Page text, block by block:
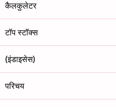
कैलकुलेटर
टॉप स्टॉक्स
(इंडाइसेस)
परिचय